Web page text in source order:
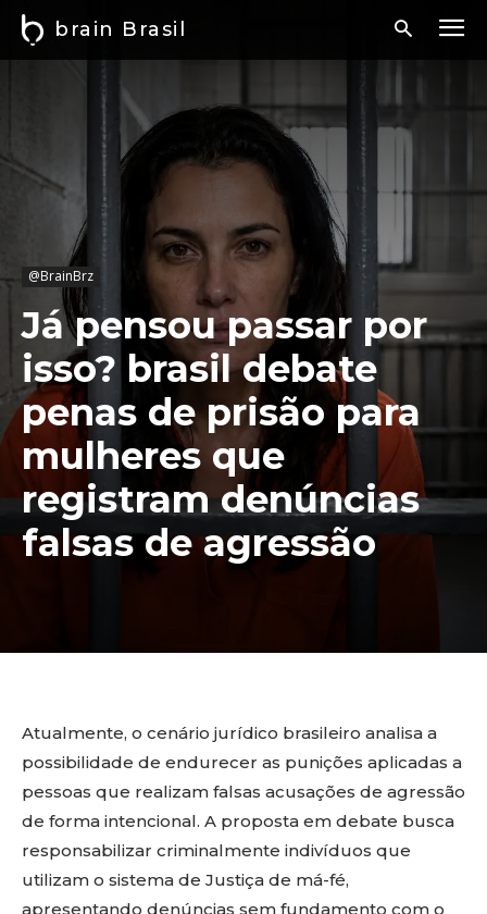
brain Brasil
@BrainBrz
Já pensou passar por
isso? brasil debate
penas de prisão para
mulheres que
registram denúncias
falsas de agressão
Atualmente, o cenário jurídico brasileiro analisa a
possibilidade de endurecer as punições aplicadas a
pessoas que realizam falsas acusações de agressão
de forma intencional. A proposta em debate busca
responsabilizar criminalmente indivíduos que
utilizam o sistema de Justiça de má-fé,
apresentando denúncias sem fundamento com o